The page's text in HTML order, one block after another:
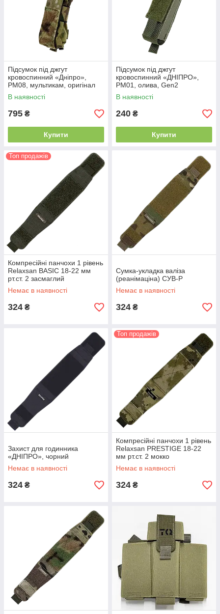
Підсумок під джгут
кровоспинний «Дніпро»,
РМ08, мультикам, оригінал
В наявності
795 ₴
Купити
Підсумок під джгут
кровоспинний «ДНІПРО»,
РМ01, олива, Gen2
В наявності
240 ₴
Купити
Топ продажів
Компресійні панчохи 1 рівень
Relaxsan BASIC 18-22 мм
рт.ст. 2 засмаглий
Немає в наявності
324 ₴
Сумка-укладка валіза
(реанімаціна) СУВ-Р
Немає в наявності
324 ₴
Захист для годинника
«ДНІПРО», чорний
Немає в наявності
324 ₴
Топ продажів
Компресійні панчохи 1 рівень
Relaxsan PRESTIGE 18-22
мм рт.ст. 2 мокко
Немає в наявності
324 ₴